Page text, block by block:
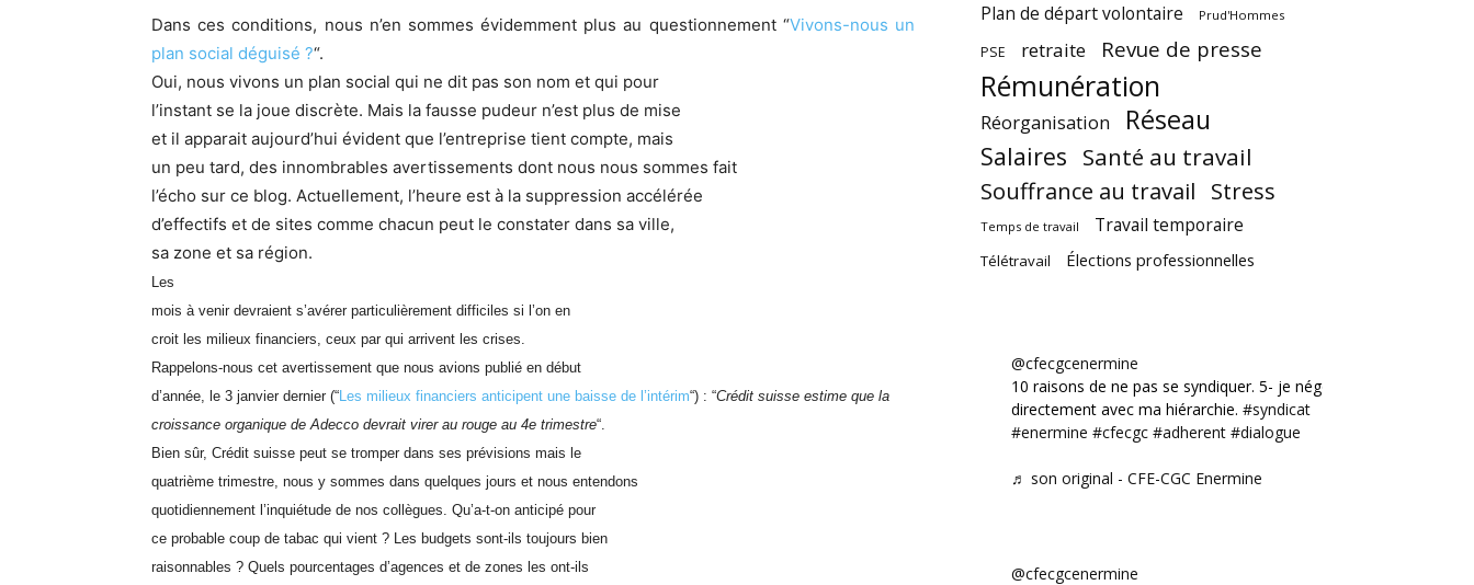
Dans ces conditions, nous n’en sommes évidemment plus au questionnement “Vivons-nous un
plan social déguisé ?“.
Oui, nous vivons un plan social qui ne dit pas son nom et qui pour
l’instant se la joue discrète. Mais la fausse pudeur n’est plus de mise
et il apparait aujourd’hui évident que l’entreprise tient compte, mais
un peu tard, des innombrables avertissements dont nous nous sommes fait
l’écho sur ce blog. Actuellement, l’heure est à la suppression accélérée
d’effectifs et de sites comme chacun peut le constater dans sa ville,
sa zone et sa région.
Les
mois à venir devraient s’avérer particulièrement difficiles si l’on en
croit les milieux financiers, ceux par qui arrivent les crises.
Rappelons-nous cet avertissement que nous avions publié en début
d’année, le 3 janvier dernier (“Les milieux financiers anticipent une baisse de l’intérim“) : “Crédit suisse estime que la
croissance organique de Adecco devrait virer au rouge au 4e trimestre“.
Bien sûr, Crédit suisse peut se tromper dans ses prévisions mais le
quatrième trimestre, nous y sommes dans quelques jours et nous entendons
quotidiennement l’inquiétude de nos collègues. Qu’a-t-on anticipé pour
ce probable coup de tabac qui vient ? Les budgets sont-ils toujours bien
raisonnables ? Quels pourcentages d’agences et de zones les ont-ils
Plan de départ volontaire Prud'Hommes
PSE retraite Revue de presse
Rémunération
Réorganisation Réseau
Salaires Santé au travail
Souffrance au travail Stress
Temps de travail Travail temporaire
Télétravail Élections professionnelles
@cfecgcenermine
10 raisons de ne pas se syndiquer. 5- je négocie
directement avec ma hiérarchie. #syndicat
#enermine #cfecgc #adherent #dialogue
♬ son original - CFE-CGC Enermine
@cfecgcenermine